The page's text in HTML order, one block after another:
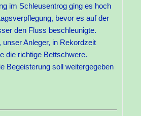
im Schleusentrog ging es hoch
bevor es auf der
den Fluss beschleunigte.
Anleger, in Rekordzeit
die richtige Bettschwere.
Begeisterung soll weitergegeben